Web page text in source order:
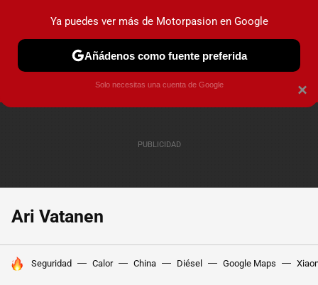
PRUEBAS COCHES ELÉCTRICOS OBSERVATORIO
Ari Vatanen
HOY SE HABLA DE
Seguridad Calor China Diésel Google Maps
×
Ya puedes ver más de Motorpasion en Google
Añádenos como fuente preferida
Solo necesitas una cuenta de Google